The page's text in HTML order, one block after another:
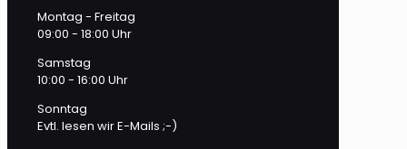
Montag - Freitag
09:00 - 18:00 Uhr
Samstag
10:00 - 16:00 Uhr
Sonntag
Evtl. lesen wir E-Mails ;-)